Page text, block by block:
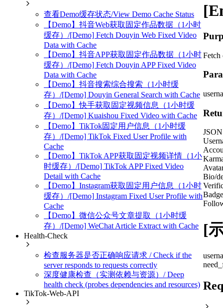
查看Demo缓存状态/View Demo Cache Status
【Demo】抖音Web获取固定作品数据（1小时
缓存）/[Demo] Fetch Douyin Web Fixed Video
Data with Cache
【Demo】抖音APP获取固定作品数据（1小时
缓存）/[Demo] Fetch Douyin APP Fixed Video
Data with Cache
【Demo】抖音搜索综合搜索（1小时缓
存）/[Demo] Douyin General Search with Cache
【Demo】快手获取固定视频信息（1小时缓
存）/[Demo] Kuaishou Fixed Video with Cache
【Demo】TikTok固定用户信息（1小时缓
存）/[Demo] TikTok Fixed User Profile with
Cache
【Demo】TikTok APP获取固定视频详情（1小
时缓存）/[Demo] TikTok APP Fixed Video
Detail with Cache
【Demo】Instagram获取固定用户信息（1小时
缓存）/[Demo] Instagram Fixed User Profile with
Cache
【Demo】微信公众号文章提取（1小时缓
存）/[Demo] WeChat Article Extract with Cache
Health-Check
检查服务器是否正确响应请求 / Check if the
server responds to requests correctly
深度健康检查（实测依赖与资源）/ Deep
health check (probes dependencies and resources)
TikTok-Web-API
Fetch
Bio/
[